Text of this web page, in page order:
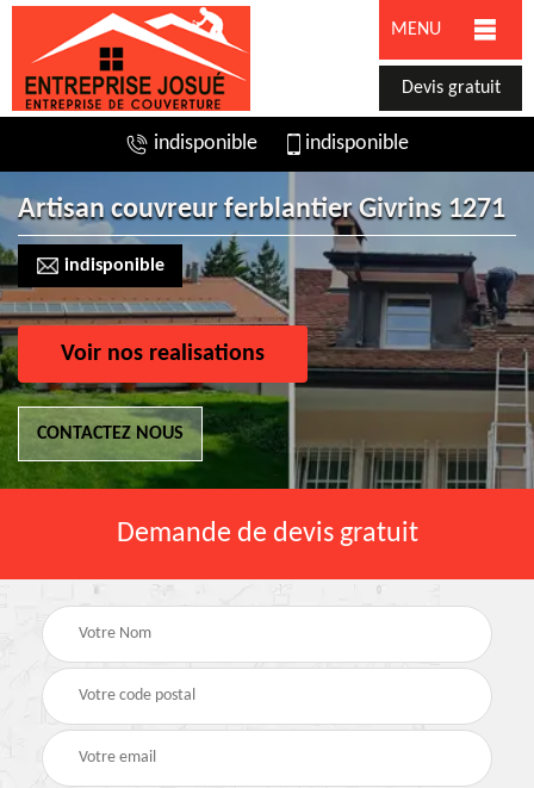
MENU
Devis gratuit
indisponible indisponible
Artisan couvreur ferblantier Givrins 1271
indisponible
Voir nos realisations
CONTACTEZ NOUS
Demande de devis gratuit